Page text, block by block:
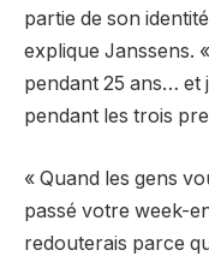
partie de son
explique Janssens.
pendant 25 ans… et
pendant les trois
« Quand les gens
passé votre week-
redouterais parce